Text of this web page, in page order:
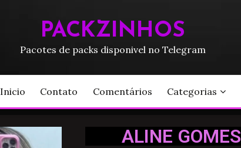
PACKZINHOS
Pacotes de packs disponivel no Telegram
Inicio Contato Comentários Categorias
ALINE GOMES